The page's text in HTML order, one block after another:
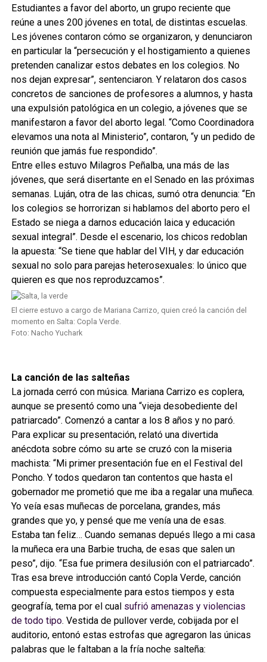
Estudiantes a favor del aborto, un grupo reciente que
reúne a unes 200 jóvenes en total, de distintas escuelas.
Les jóvenes contaron cómo se organizaron, y denunciaron
en particular la “persecución y el hostigamiento a quienes
pretenden canalizar estos debates en los colegios. No
nos dejan expresar”, sentenciaron. Y relataron dos casos
concretos de sanciones de profesores a alumnos, y hasta
una expulsión patológica en un colegio, a jóvenes que se
manifestaron a favor del aborto legal. “Como Coordinadora
elevamos una nota al Ministerio”, contaron, “y un pedido de
reunión que jamás fue respondido”.
Entre elles estuvo Milagros Peñalba, una más de las
jóvenes, que será disertante en el Senado en las próximas
semanas. Luján, otra de las chicas, sumó otra denuncia: “En
los colegios se horrorizan si hablamos del aborto pero el
Estado se niega a darnos educación laica y educación
sexual integral”. Desde el escenario, los chicos redoblan
la apuesta: “Se tiene que hablar del VIH, y dar educación
sexual no solo para parejas heterosexuales: lo único que
quieren es que nos reproduzcamos”.
El cierre estuvo a cargo de Mariana Carrizo, quien creó la canción del
momento en Salta: Copla Verde.
Foto: Nacho Yuchark
La canción de las salteñas
La jornada cerró con música. Mariana Carrizo es coplera,
aunque se presentó como una “vieja desobediente del
patriarcado”. Comenzó a cantar a los 8 años y no paró.
Para explicar su presentación, relató una divertida
anécdota sobre cómo su arte se cruzó con la miseria
machista: “Mi primer presentación fue en el Festival del
Poncho. Y todos quedaron tan contentos que hasta el
gobernador me prometió que me iba a regalar una muñeca.
Yo veía esas muñecas de porcelana, grandes, más
grandes que yo, y pensé que me venía una de esas.
Estaba tan feliz… Cuando semanas depués llego a mi casa
la muñeca era una Barbie trucha, de esas que salen un
peso”, dijo. “Esa fue primera desilusión con el patriarcado”.
Tras esa breve introducción cantó Copla Verde, canción
compuesta especialmente para estos tiempos y esta
geografía, tema por el cual sufrió amenazas y violencias
de todo tipo. Vestida de pullover verde, cobijada por el
auditorio, entonó estas estrofas que agregaron las únicas
palabras que le faltaban a la fría noche salteña: